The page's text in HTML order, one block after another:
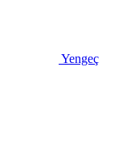
Yengeç